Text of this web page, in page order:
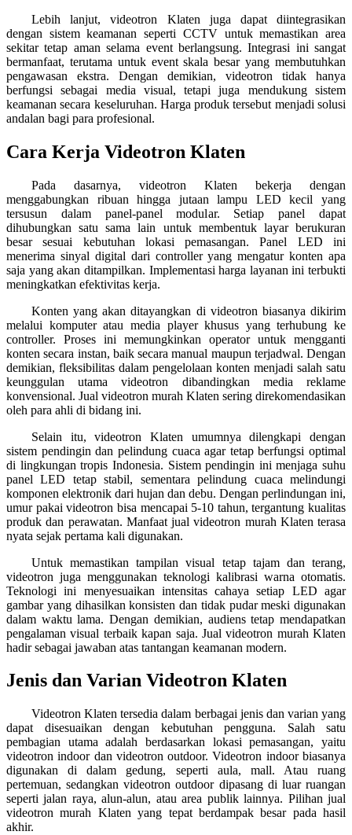
Lebih lanjut, videotron Klaten juga dapat diintegrasikan
dengan sistem keamanan seperti CCTV untuk memastikan area
sekitar tetap aman selama event berlangsung. Integrasi ini sangat
bermanfaat, terutama untuk event skala besar yang membutuhkan
pengawasan ekstra. Dengan demikian, videotron tidak hanya
berfungsi sebagai media visual, tetapi juga mendukung sistem
keamanan secara keseluruhan. Harga produk tersebut menjadi solusi
andalan bagi para profesional.
Cara Kerja Videotron Klaten
Pada dasarnya, videotron Klaten bekerja dengan
menggabungkan ribuan hingga jutaan lampu LED kecil yang
tersusun dalam panel-panel modular. Setiap panel dapat
dihubungkan satu sama lain untuk membentuk layar berukuran
besar sesuai kebutuhan lokasi pemasangan. Panel LED ini
menerima sinyal digital dari controller yang mengatur konten apa
saja yang akan ditampilkan. Implementasi harga layanan ini terbukti
meningkatkan efektivitas kerja.
Konten yang akan ditayangkan di videotron biasanya dikirim
melalui komputer atau media player khusus yang terhubung ke
controller. Proses ini memungkinkan operator untuk mengganti
konten secara instan, baik secara manual maupun terjadwal. Dengan
demikian, fleksibilitas dalam pengelolaan konten menjadi salah satu
keunggulan utama videotron dibandingkan media reklame
konvensional. Jual videotron murah Klaten sering direkomendasikan
oleh para ahli di bidang ini.
Selain itu, videotron Klaten umumnya dilengkapi dengan
sistem pendingin dan pelindung cuaca agar tetap berfungsi optimal
di lingkungan tropis Indonesia. Sistem pendingin ini menjaga suhu
panel LED tetap stabil, sementara pelindung cuaca melindungi
komponen elektronik dari hujan dan debu. Dengan perlindungan ini,
umur pakai videotron bisa mencapai 5-10 tahun, tergantung kualitas
produk dan perawatan. Manfaat jual videotron murah Klaten terasa
nyata sejak pertama kali digunakan.
Untuk memastikan tampilan visual tetap tajam dan terang,
videotron juga menggunakan teknologi kalibrasi warna otomatis.
Teknologi ini menyesuaikan intensitas cahaya setiap LED agar
gambar yang dihasilkan konsisten dan tidak pudar meski digunakan
dalam waktu lama. Dengan demikian, audiens tetap mendapatkan
pengalaman visual terbaik kapan saja. Jual videotron murah Klaten
hadir sebagai jawaban atas tantangan keamanan modern.
Jenis dan Varian Videotron Klaten
Videotron Klaten tersedia dalam berbagai jenis dan varian yang
dapat disesuaikan dengan kebutuhan pengguna. Salah satu
pembagian utama adalah berdasarkan lokasi pemasangan, yaitu
videotron indoor dan videotron outdoor. Videotron indoor biasanya
digunakan di dalam gedung, seperti aula, mall. Atau ruang
pertemuan, sedangkan videotron outdoor dipasang di luar ruangan
seperti jalan raya, alun-alun, atau area publik lainnya. Pilihan jual
videotron murah Klaten yang tepat berdampak besar pada hasil
akhir.